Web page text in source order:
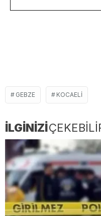
GEBZE KOCAELI
İLGİNİZİ